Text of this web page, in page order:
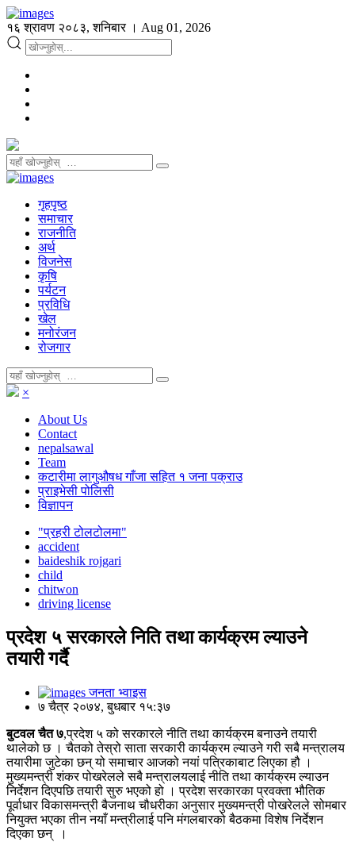
१६ श्रावण २०८३, शनिबार । Aug 01, 2026
गृहपृष्ठ
समाचार
राजनीति
अर्थ
विजनेस
कृषि
पर्यटन
प्रविधि
खेल
मनोरंजन
रोजगार
×
About Us
Contact
nepalsawal
Team
कटारीमा लागुऔषध गाँजा सहित १ जना पक्राउ
प्राइभेसी पोलिसी
विज्ञापन
"प्रहरी टोलटोलमा"
accident
baideshik rojgari
child
chitwon
driving license
प्रदेश ५ सरकारले निति तथा कार्यक्रम ल्याउने
तयारी गर्दै
जनता भ्वाइस
७ चैत्र २०७४, बुधबार १५:३७
बुटवल चैत ७,प्रदेश ५ को सरकारले नीति तथा कार्यक्रम बनाउने तयारी
थालेको छ । चैतको तेस्रो साता सरकारी कार्यक्रम ल्याउने गरी सबै मन्त्रालय
तयारीमा जुटेका छन् यो समाचार आजको नयां पत्रिकाबाट लिएका हौ ।
मुख्यमन्त्री शंकर पोखरेलले सबै मन्त्रालयलाई नीति तथा कार्यक्रम ल्याउन
निर्देशन दिएपछि तयारी सुरु भएको हो । प्रदेश सरकारका प्रवक्ता भौतिक
पूर्वाधार विकासमन्त्री बैजनाथ चौधरीका अनुसार मुख्यमन्त्री पोखरेलले सोमबार
नियुक्त भएका तीन नयाँ मन्त्रीलाई पनि मंगलबारको बैठकमा विशेष निर्देशन
दिएका छन् ।